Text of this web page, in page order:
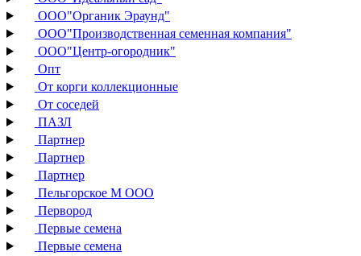
ООО"Органик Эраунд"
ООО"Производственная семенная компания"
ООО"Центр-огородник"
Опт
От корги коллекционные
От соседей
ПАЗЛ
Партнер
Партнер
Партнер
Пельгорское М ООО
Первород
Первые семена
Первые семена